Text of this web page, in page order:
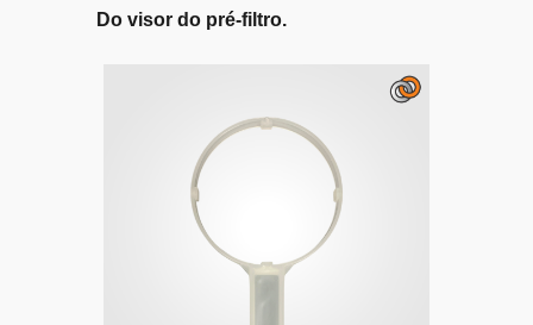
Do visor do pré-filtro.